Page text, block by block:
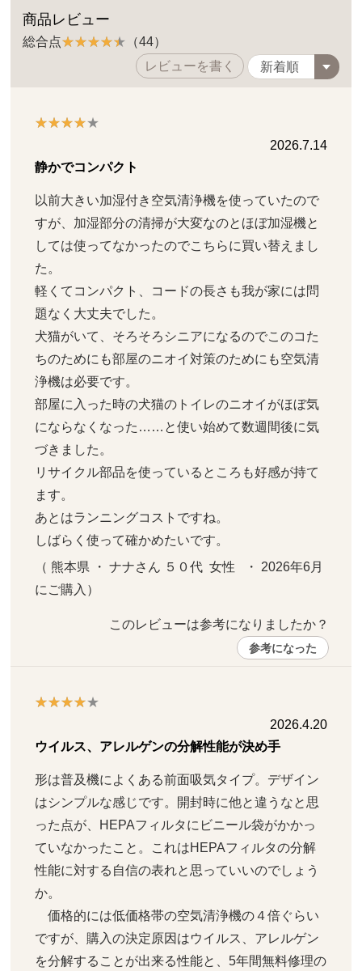
商品レビュー
総合点
（44）
レビューを書く
2026.7.14
静かでコンパクト
以前大きい加湿付き空気清浄機を使っていたので
すが、加湿部分の清掃が大変なのとほぼ加湿機と
しては使ってなかったのでこちらに買い替えまし
た。
軽くてコンパクト、コードの長さも我が家には問
題なく大丈夫でした。
犬猫がいて、そろそろシニアになるのでこのコた
ちのためにも部屋のニオイ対策のためにも空気清
浄機は必要です。
部屋に入った時の犬猫のトイレのニオイがほぼ気
にならなくなった……と使い始めて数週間後に気
づきました。
リサイクル部品を使っているところも好感が持て
ます。
あとはランニングコストですね。
しばらく使って確かめたいです。
（ 熊本県 ・ ナナさん ５０代  女性   ・ 2026年6月
にご購入）
このレビューは参考になりましたか？
参考になった
2026.4.20
ウイルス、アレルゲンの分解性能が決め手
形は普及機によくある前面吸気タイプ。デザイン
はシンプルな感じです。開封時に他と違うなと思
った点が、HEPAフィルタにビニール袋がかかっ
ていなかったこと。これはHEPAフィルタの分解
性能に対する自信の表れと思っていいのでしょう
か。
価格的には低価格帯の空気清浄機の４倍ぐらい
ですが、購入の決定原因はウイルス、アレルゲン
を分解することが出来る性能と、5年間無料修理の